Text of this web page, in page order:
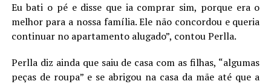
Eu bati o pé e disse que ia comprar sim, porque era o
melhor para a nossa família. Ele não concordou e queria
continuar no apartamento alugado”, contou Perlla.
Perlla diz ainda que saiu de casa com as filhas, “algumas
peças de roupa” e se abrigou na casa da mãe até que a